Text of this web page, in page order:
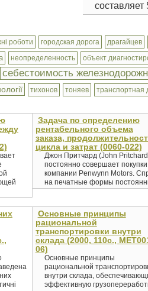
составляет
роботи городская дорога драгайцев
неопределенность
объект
себестоимость
тихонов тоняев
транспортная
Задача по определению
рентабельного объема
заказа,
цикла и затрат (0060-022)
Джон Притчард (John
постоянно совершает
компании Penwynn Motors.
на печатные формы
Основные принципы
рациональной
транспортировки внутри
склада (2000, 110с.,
06)
Основные принципы
рациональной
внутри склада,
эффективную